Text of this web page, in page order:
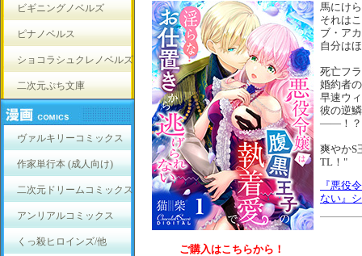
ビギニングノベルズ
ピナノベルス
ショコラシュクレノベルズ
二次元ぷち文庫
ヴァルキリーコミックス
作家単行本 (成人向け)
二次元ドリームコミックス
アンリアルコミックス
くっ殺ヒロインズ/他
ご購入はこちらから！
馬にけ
それは
ブ・ア
自分は
死亡フ
婚約者
早速ウ
彼の逆
――！？
爽やかS
TL！"
『悪役
ない』